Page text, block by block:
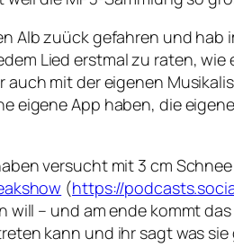
Alb zuück gefahren und hab
Lied erstmal zu raten, wie
mit der eigenen
eigene App haben, die
versucht mit 3 cm
(https://
will – und am ende kommt
kann und ihr sagt was